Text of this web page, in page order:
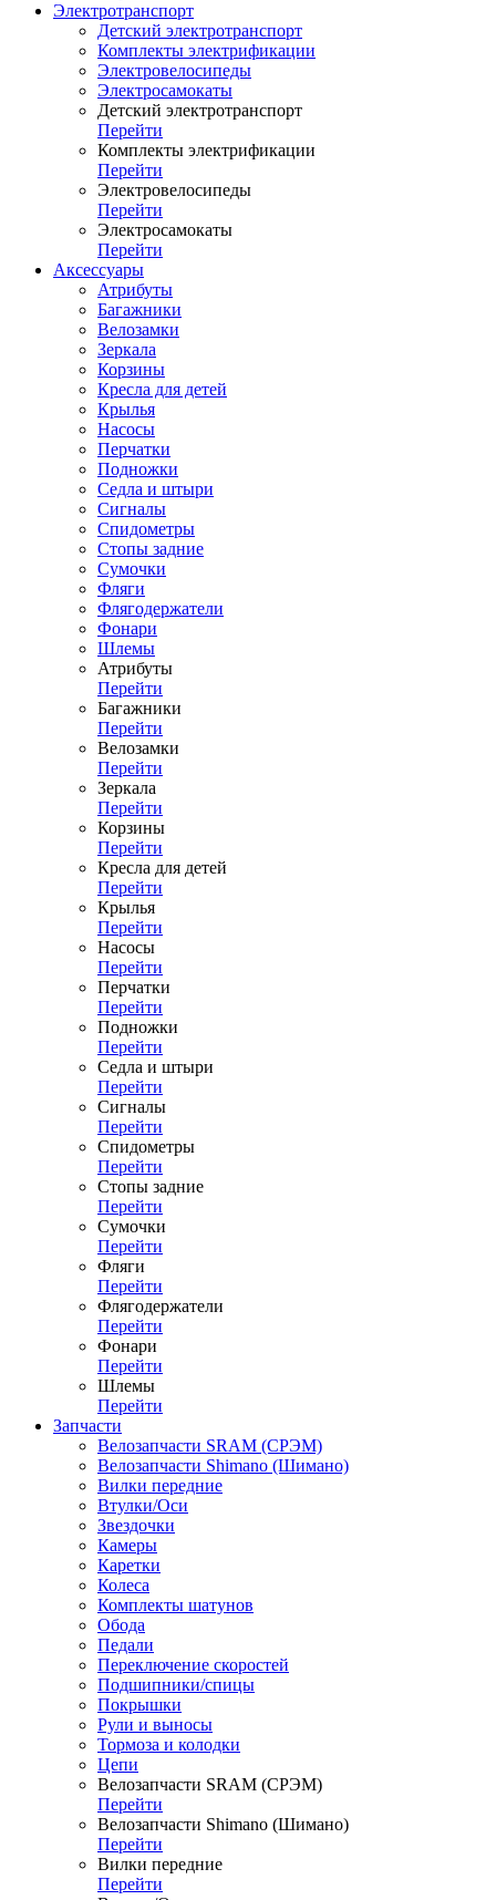
Электротранспорт
Детский электротранспорт
Комплекты электрификации
Электровелосипеды
Электросамокаты
Детский электротранспорт
Перейти
Комплекты электрификации
Перейти
Электровелосипеды
Перейти
Электросамокаты
Перейти
Аксессуары
Атрибуты
Багажники
Велозамки
Зеркала
Корзины
Кресла для детей
Крылья
Насосы
Перчатки
Подножки
Седла и штыри
Сигналы
Спидометры
Стопы задние
Сумочки
Фляги
Флягодержатели
Фонари
Шлемы
Атрибуты
Перейти
Багажники
Перейти
Велозамки
Перейти
Зеркала
Перейти
Корзины
Перейти
Кресла для детей
Перейти
Крылья
Перейти
Насосы
Перейти
Перчатки
Перейти
Подножки
Перейти
Седла и штыри
Перейти
Сигналы
Перейти
Спидометры
Перейти
Стопы задние
Перейти
Сумочки
Перейти
Фляги
Перейти
Флягодержатели
Перейти
Фонари
Перейти
Шлемы
Перейти
Запчасти
Велозапчасти SRAM (СРЭМ)
Велозапчасти Shimano (Шимано)
Вилки передние
Втулки/Оси
Звездочки
Камеры
Каретки
Колеса
Комплекты шатунов
Обода
Педали
Переключение скоростей
Подшипники/спицы
Покрышки
Рули и выносы
Тормоза и колодки
Цепи
Велозапчасти SRAM (СРЭМ)
Перейти
Велозапчасти Shimano (Шимано)
Перейти
Вилки передние
Перейти